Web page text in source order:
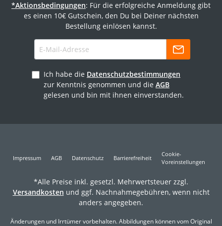
*Aktionsbedingungen: Für die erfolgreiche Anmeldung gibt
es einen 10€ Gutschein, den Du bei Deiner nächsten
Bestellung einlösen kannst.
Ich habe die Datenschutzbestimmungen
zur Kenntnis genommen und die AGB
gelesen und bin mit ihnen einverstanden.
Impressum AGB Datenschutz Barrierefreiheit
Cookie-
Voreinstellungen
*Alle Preise inkl. gesetzl. Mehrwertsteuer zzgl.
Versandkosten und ggf. Nachnahmegebühren, wenn nicht
anders angegeben.
Änderungen und Irrtümer vorbehalten. Abbildungen können vom Original